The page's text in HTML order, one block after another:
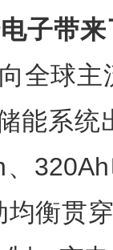
子带来
向全球
能系统
、
均衡贯